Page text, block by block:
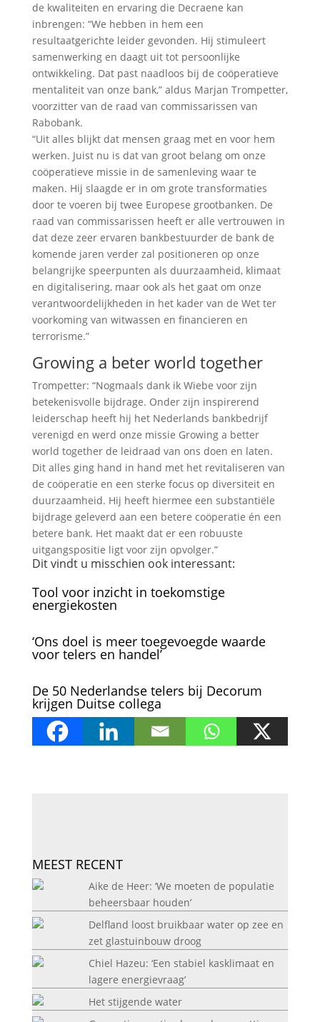
de kwaliteiten en ervaring die Decraene kan
inbrengen: “We hebben in hem een
resultaatgerichte leider gevonden. Hij stimuleert
samenwerking en daagt uit tot persoonlijke
ontwikkeling. Dat past naadloos bij de coöperatieve
mentaliteit van onze bank,” aldus Marjan Trompetter,
voorzitter van de raad van commissarissen van
Rabobank.
“Uit alles blijkt dat mensen graag met en voor hem
werken. Juist nu is dat van groot belang om onze
coöperatieve missie in de samenleving waar te
maken. Hij slaagde er in om grote transformaties
door te voeren bij twee Europese grootbanken. De
raad van commissarissen heeft er alle vertrouwen in
dat deze zeer ervaren bankbestuurder de bank de
komende jaren verder zal positioneren op onze
belangrijke speerpunten als duurzaamheid, klimaat
en digitalisering, maar ook als het gaat om onze
verantwoordelijkheden in het kader van de Wet ter
voorkoming van witwassen en financieren en
terrorisme.”
Growing a beter world together
Trompetter: “Nogmaals dank ik Wiebe voor zijn
betekenisvolle bijdrage. Onder zijn inspirerend
leiderschap heeft hij het Nederlands bankbedrijf
verenigd en werd onze missie Growing a better
world together de leidraad van ons doen en laten.
Dit alles ging hand in hand met het revitaliseren van
de coöperatie en een sterke focus op diversiteit en
duurzaamheid. Hij heeft hiermee een substantiële
bijdrage geleverd aan een betere coöperatie én een
betere bank. Het maakt dat er een robuuste
uitgangspositie ligt voor zijn opvolger.”
Dit vindt u misschien ook interessant:
Tool voor inzicht in toekomstige
energiekosten
‘Ons doel is meer toegevoegde waarde
voor telers en handel’
De 50 Nederlandse telers bij Decorum
krijgen Duitse collega
MEEST RECENT
Aike de Heer: ‘We moeten de populatie
beheersbaar houden’
Delfland loost bruikbaar water op zee en
zet glastuinbouw droog
Chiel Hazeu: ‘Een stabiel kasklimaat en
lagere energievraag’
Het stijgende water